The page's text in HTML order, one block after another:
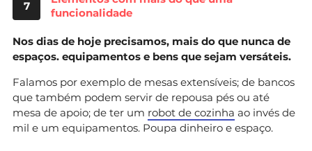
7
funcionalidade
Nos dias de hoje precisamos, mais do que nunca de
espaços. equipamentos e bens que sejam versáteis.
Falamos por exemplo de mesas extensíveis; de bancos
que também podem servir de repousa pés ou até
mesa de apoio; de ter um robot de cozinha ao invés de
mil e um equipamentos. Poupa dinheiro e espaço.